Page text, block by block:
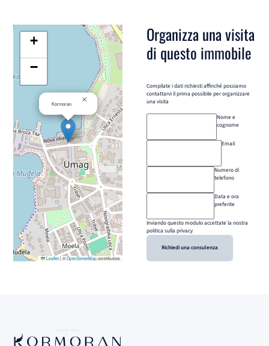
Kormoran ×
+
−
Leaflet |© OpenStreetMapcontributors
Organizza una visita
di questo immobile
Compilate i dati richiesti affinché possiamo
contattarvi il prima possibile per organizzare
una visita
Nome e
cognome
Email
Numero di
telefono
Data e ora
preferite
Inviando questo modulo accettate la nostra
politica sulla privacy
Richiedi una consulenza